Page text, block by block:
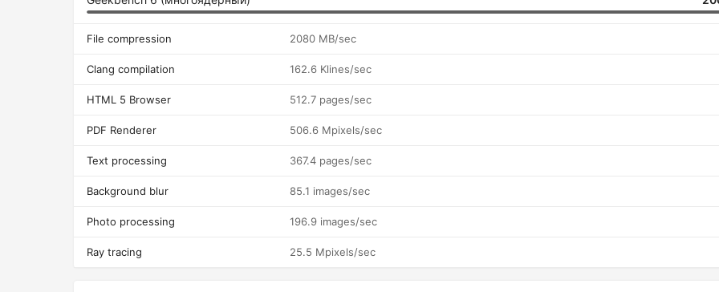
File compression 2080 MB/sec
Clang compilation 162.6 Klines/sec
HTML 5 Browser 512.7 pages/sec
PDF Renderer 506.6 Mpixels/sec
Text processing 367.4 pages/sec
Background blur 85.1 images/sec
Photo processing 196.9 images/sec
Ray tracing 25.5 Mpixels/sec